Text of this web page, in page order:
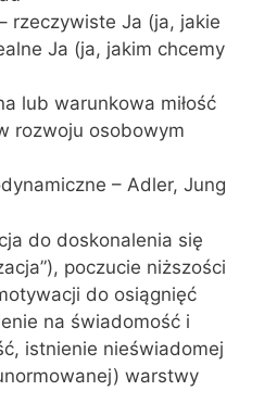
rzeczywiste Ja (ja, jakie
Ja (ja, jakim chcemy
lub warunkowa miłość
rozwoju osobowym
– Adler, Jung
do doskonalenia się
poczucie niższości
do osiągnięć
na świadomość i
istnienie nieświadomej
warstwy